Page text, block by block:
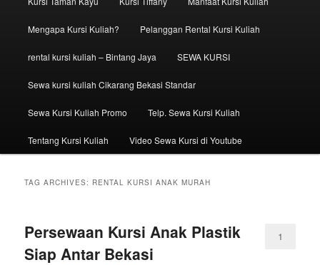
Mengapa Kursi Kuliah? Pelanggan Rental Kursi Kuliah
rental kursi kuliah – Bintang Jaya SEWA KURSI
Sewa kursi kuliah Cikarang Bekasi Standar
Sewa Kursi Kuliah Promo Telp. Sewa Kursi Kuliah
Tentang Kursi Kuliah Video Sewa Kursi di Youtube
TAG ARCHIVES: RENTAL KURSI ANAK MURAH
Persewaan Kursi Anak Plastik
Siap Antar Bekasi
1